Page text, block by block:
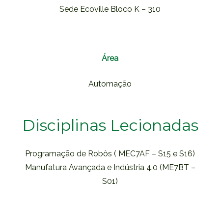
Sede Ecoville Bloco K – 310
Área
Automação
Disciplinas Lecionadas
Programação de Robôs ( MEC7AF – S15 e S16)
Manufatura Avançada e Indústria 4.0 (ME7BT –
S01)